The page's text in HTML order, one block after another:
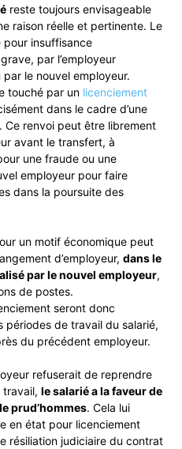
reste toujours envisageable
raison réelle et pertinente. Le
pour insuffisance
par l’employeur
le nouvel employeur.
touché par un licenciement
dans le cadre d’une
Ce renvoi peut être librement
avant le transfert, à
une fraude ou une
employeur pour faire
dans la poursuite des
un motif économique peut
d’employeur, dans le
par le nouvel employeur,
de postes.
seront donc
périodes de travail du salarié,
du précédent employeur.
refuserait de reprendre
le salarié a la faveur de
prud’hommes. Cela lui
en état pour licenciement
résiliation judiciaire du contrat